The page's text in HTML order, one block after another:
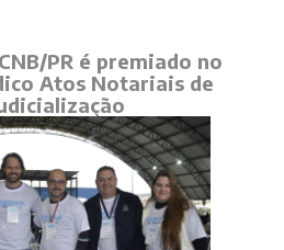
PR é premiado no
Atos Notariais de